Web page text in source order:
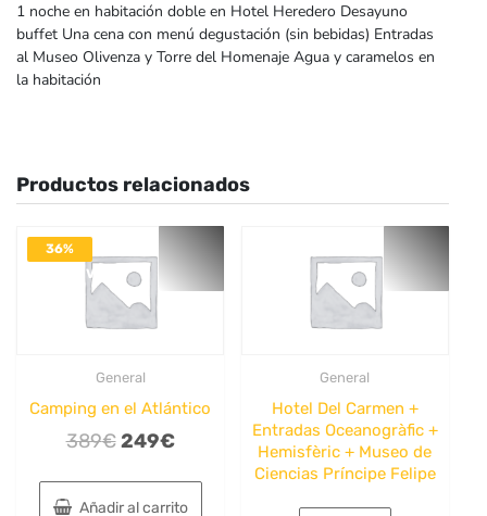
1 noche en habitación doble en Hotel Heredero Desayuno
buffet Una cena con menú degustación (sin bebidas) Entradas
al Museo Olivenza y Torre del Homenaje Agua y caramelos en
la habitación
Productos relacionados
36%
DESACTIVADO
General
Camping en el Atlántico
389€ El
original
249€El
actual
Añadir al carrito
General
Hotel Del Carmen +
Entradas Oceanogràfic +
Hemisfèric + Museo de
Ciencias Príncipe Felipe